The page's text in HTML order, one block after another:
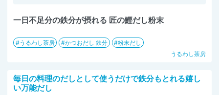
一日不足分の鉄分が摂れる 匠の鰹だし粉末
うるわし茶房 かつおだし 鉄分
粉末だし
うるわし茶房
毎日の料理のだしとして使うだけで鉄分もとれる嬉し
い万能だし